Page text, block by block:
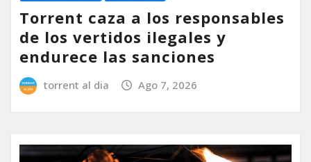
Torrent caza a los responsables
de los vertidos ilegales y
endurece las sanciones
torrent al dia Ago 7, 2026